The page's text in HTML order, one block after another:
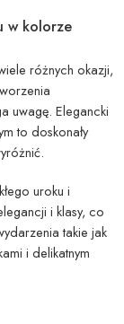
w kolorze
różnych okazji,
uwagę. Elegancki
to doskonały
uroku i
i klasy, co
takie jak
i delikatnym